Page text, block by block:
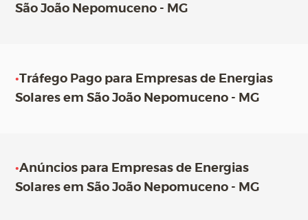
São João Nepomuceno - MG
•Tráfego Pago para Empresas de Energias
Solares em São João Nepomuceno - MG
•Anúncios para Empresas de Energias
Solares em São João Nepomuceno - MG